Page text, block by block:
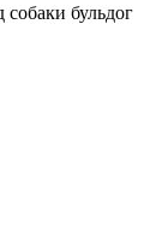
бульдог